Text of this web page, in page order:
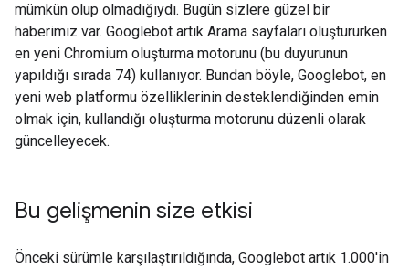
mümkün olup olmadığıydı. Bugün sizlere güzel bir
haberimiz var. Googlebot artık Arama sayfaları oluştururken
en yeni Chromium oluşturma motorunu (bu duyurunun
yapıldığı sırada 74) kullanıyor. Bundan böyle, Googlebot, en
yeni web platformu özelliklerinin desteklendiğinden emin
olmak için, kullandığı oluşturma motorunu düzenli olarak
güncelleyecek.
Bu gelişmenin size etkisi
Önceki sürümle karşılaştırıldığında, Googlebot artık 1.000'in